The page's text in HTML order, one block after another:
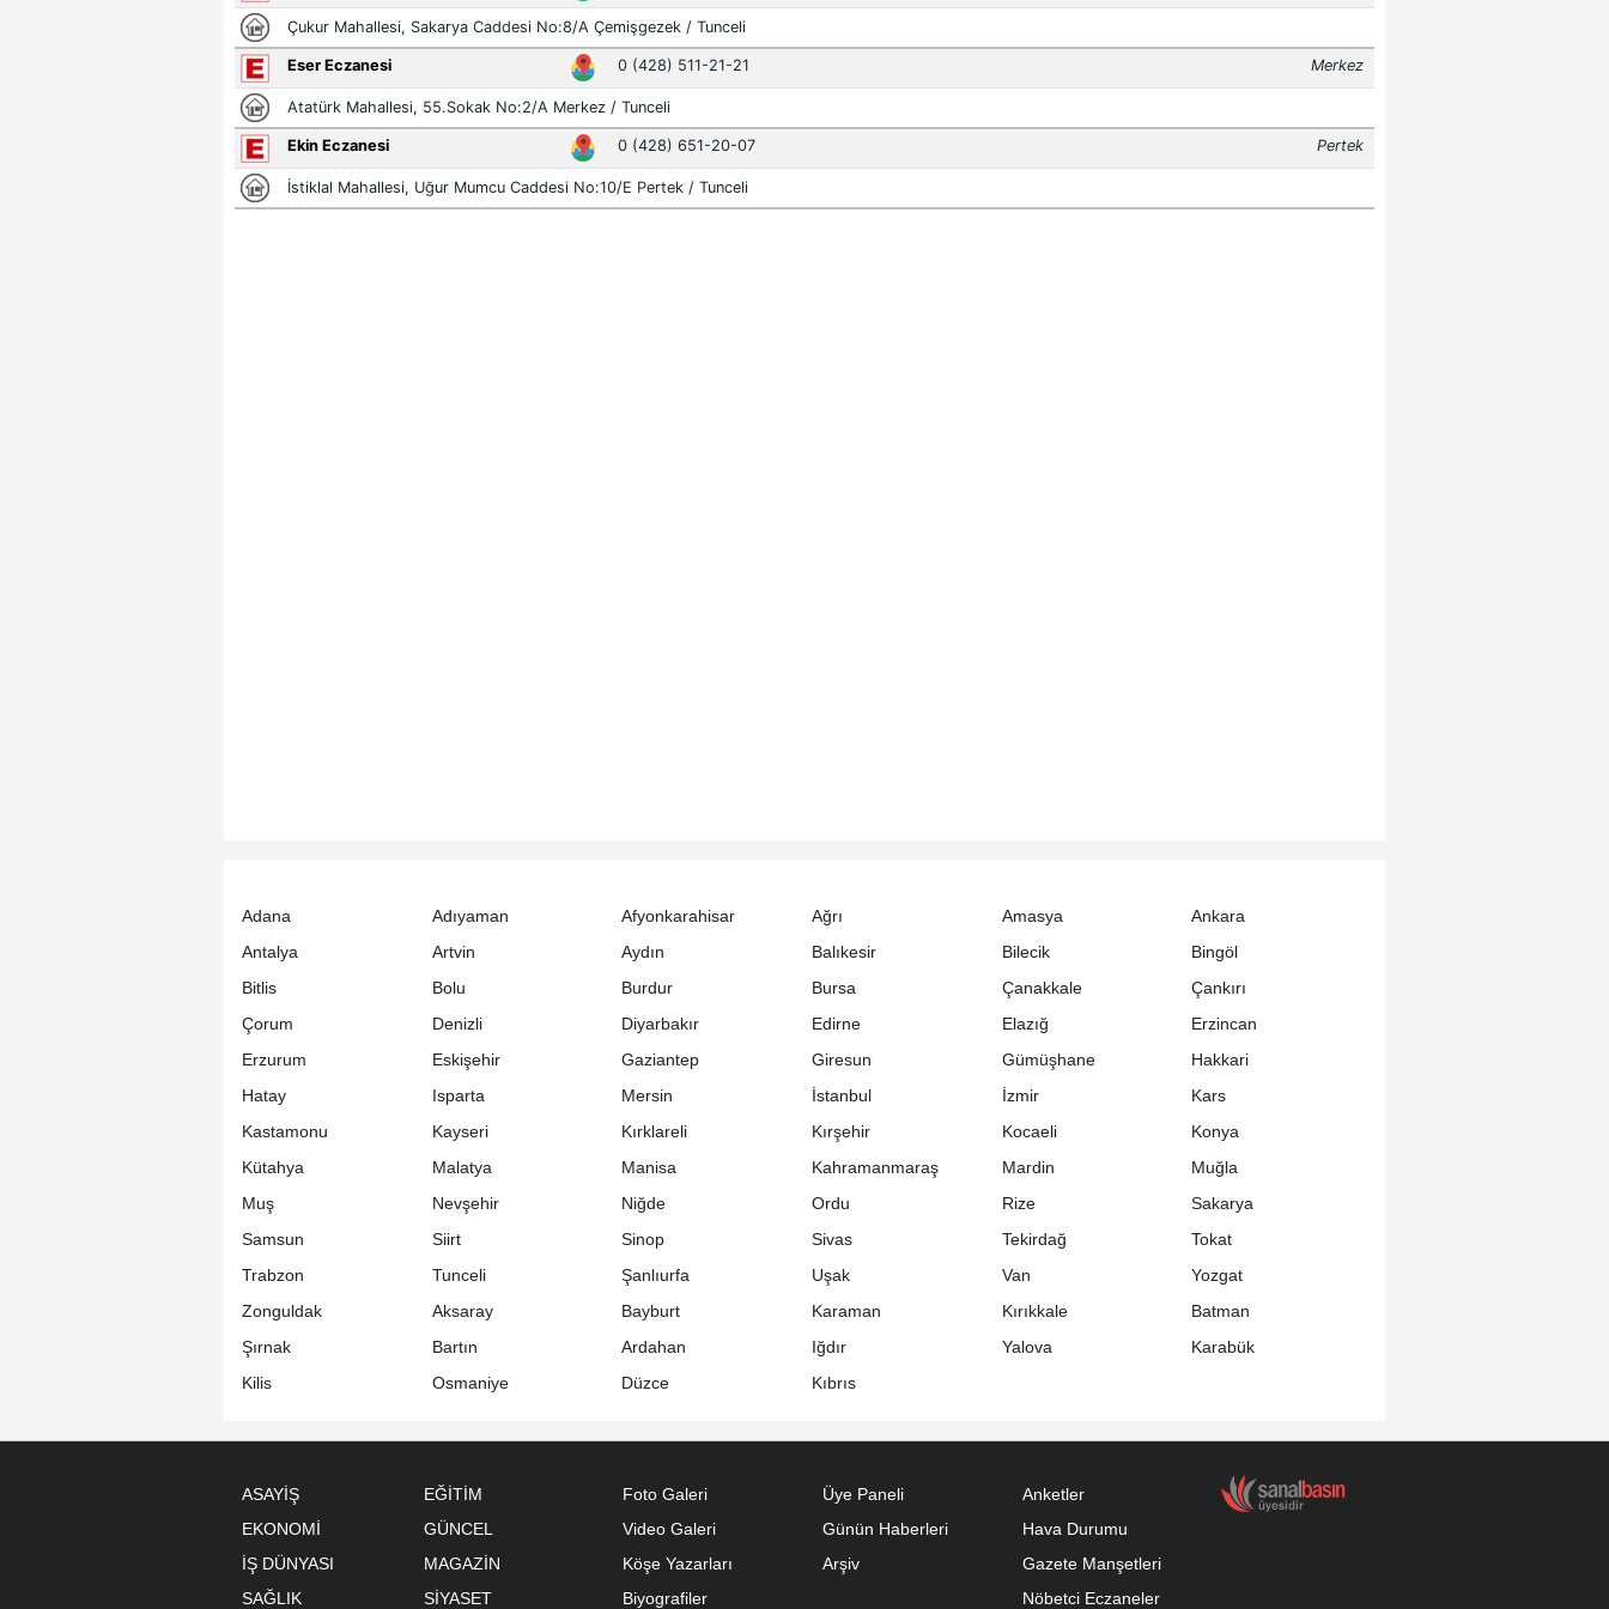
Adana Adıyaman Afyonkarahisar Ağrı Amasya
Ankara
Antalya
Artvin Aydın Balıkesir Bilecik
Bingöl
Bitlis
Bolu Burdur Bursa Çanakkale
Çankırı
Çorum
Denizli Diyarbakır Edirne Elazığ
Erzincan
Erzurum
Eskişehir Gaziantep Giresun Gümüşhane
Hakkari
Hatay
Isparta Mersin İstanbul İzmir
Kars
Kastamonu
Kayseri Kırklareli Kırşehir Kocaeli
Konya
Kütahya
Malatya Manisa Kahramanmaraş Mardin
Muğla
Muş
Nevşehir Niğde Ordu Rize
Sakarya
Samsun
Siirt Sinop Sivas Tekirdağ
Tokat
Trabzon
Tunceli Şanlıurfa Uşak Van
Yozgat
Zonguldak
Aksaray Bayburt Karaman Kırıkkale
Batman
Şırnak
Bartın Ardahan Iğdır Yalova
Karabük
Kilis
Osmaniye Düzce Kıbrıs
ASAYİŞ
EĞİTİM
EKONOMİ
GÜNCEL
İŞ DÜNYASI
MAGAZİN
SAĞLIK
SİYASET
Foto Galeri
Video Galeri
Köşe Yazarları
Biyografiler
Üye Paneli
Günün Haberleri
Arşiv
Anketler
Hava Durumu
Gazete Manşetleri
Nöbetci Eczaneler